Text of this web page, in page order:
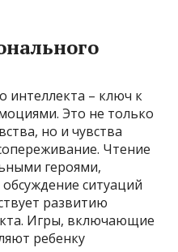
интеллекта – ключ к
Это не только
но и чувства
Чтение
героями,
ситуаций
развитию
Игры, включающие
ребенку